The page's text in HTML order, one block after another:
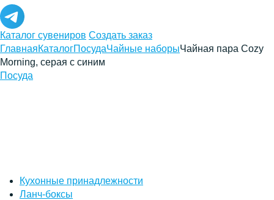
Каталог сувениров Создать заказ
ГлавнаяКаталогПосудаЧайные наборыЧайная пара Cozy
Morning, серая с синим
Посуда
Кухонные принадлежности
Ланч-боксы